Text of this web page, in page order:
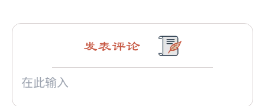
发表评论